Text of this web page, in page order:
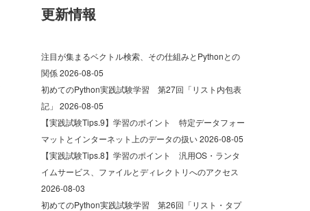
更新情報
注目が集まるベクトル検索、その仕組みとPythonとの
関係2026-08-05
初めてのPython実践試験学習 第27回「リスト内包表
記」 2026-08-05
【実践試験Tips.9】学習のポイント 特定データフォー
マットとインターネット上のデータの扱い2026-08-05
【実践試験Tips.8】学習のポイント 汎用OS・ランタ
イムサービス、ファイルとディレクトリへのアクセス
2026-08-03
初めてのPython実践試験学習 第26回「リスト・タプ